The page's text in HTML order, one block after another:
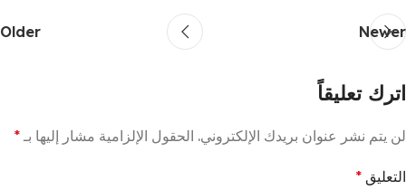
Newer
Older
اترك تعليقاً
لن يتم نشر عنوان بريدك الإلكتروني. الحقول الإلزامية مشار إليها بـ *
التعليق *